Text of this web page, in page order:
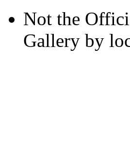
Not the
Gallery by